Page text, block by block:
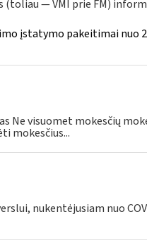
— VMI prie FM)
įstatymo pakeitimai nuo
Ne visuomet mokesčių
mokesčius...
nukentėjusiam nuo